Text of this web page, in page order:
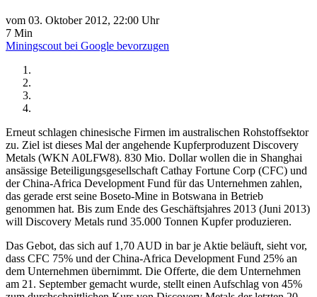
vom 03. Oktober 2012, 22:00 Uhr
7 Min
Miningscout bei Google bevorzugen
Erneut schlagen chinesische Firmen im australischen Rohstoffsektor
zu. Ziel ist dieses Mal der angehende Kupferproduzent Discovery
Metals (WKN A0LFW8). 830 Mio. Dollar wollen die in Shanghai
ansässige Beteiligungsgesellschaft Cathay Fortune Corp (CFC) und
der China-Africa Development Fund für das Unternehmen zahlen,
das gerade erst seine Boseto-Mine in Botswana in Betrieb
genommen hat. Bis zum Ende des Geschäftsjahres 2013 (Juni 2013)
will Discovery Metals rund 35.000 Tonnen Kupfer produzieren.
Das Gebot, das sich auf 1,70 AUD in bar je Aktie beläuft, sieht vor,
dass CFC 75% und der China-Africa Development Fund 25% an
dem Unternehmen übernimmt. Die Offerte, die dem Unternehmen
am 21. September gemacht wurde, stellt einen Aufschlag von 45%